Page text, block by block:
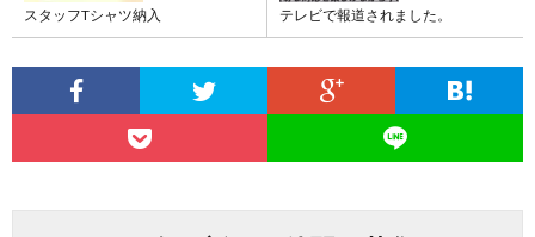
スタッフTシャツ納入 テレビで報道されました。